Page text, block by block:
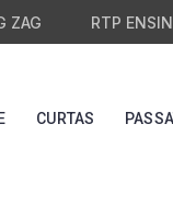
ZAG RTP
CURTAS